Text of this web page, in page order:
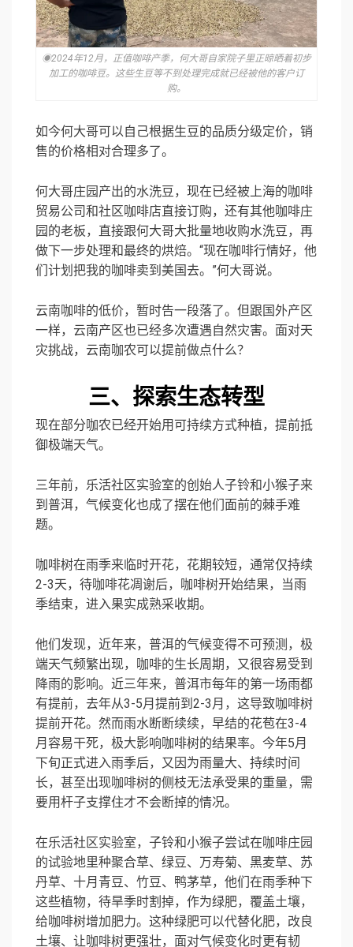
◉2024年12月，正值咖啡产季，何大哥自家院子里正晾晒着初步
加工的咖啡豆。这些生豆等不到处理完成就已经被他的客户订
购。
如今何大哥可以自己根据生豆的品质分级定价，销
售的价格相对合理多了。
何大哥庄园产出的水洗豆，现在已经被上海的咖啡
贸易公司和社区咖啡店直接订购，还有其他咖啡庄
园的老板，直接跟何大哥大批量地收购水洗豆，再
做下一步处理和最终的烘焙。“现在咖啡行情好，他
们计划把我的咖啡卖到美国去。”何大哥说。
云南咖啡的低价，暂时告一段落了。但跟国外产区
一样，云南产区也已经多次遭遇自然灾害。面对天
灾挑战，云南咖农可以提前做点什么？
三、探索生态转型
现在部分咖农已经开始用可持续方式种植，提前抵
御极端天气。
三年前，乐活社区实验室的创始人子铃和小猴子来
到普洱，气候变化也成了摆在他们面前的棘手难
题。
咖啡树在雨季来临时开花，花期较短，通常仅持续
2-3天，待咖啡花凋谢后，咖啡树开始结果，当雨
季结束，进入果实成熟采收期。
他们发现，近年来，普洱的气候变得不可预测，极
端天气频繁出现，咖啡的生长周期，又很容易受到
降雨的影响。近三年来，普洱市每年的第一场雨都
有提前，去年从3-5月提前到2-3月，这导致咖啡树
提前开花。然而雨水断断续续，早结的花苞在3-4
月容易干死，极大影响咖啡树的结果率。今年5月
下旬正式进入雨季后，又因为雨量大、持续时间
长，甚至出现咖啡树的侧枝无法承受果的重量，需
要用杆子支撑住才不会断掉的情况。
在乐活社区实验室，子铃和小猴子尝试在咖啡庄园
的试验地里种聚合草、绿豆、万寿菊、黑麦草、苏
丹草、十月青豆、竹豆、鸭茅草，他们在雨季种下
这些植物，待旱季时割掉，作为绿肥，覆盖土壤，
给咖啡树增加肥力。这种绿肥可以代替化肥，改良
土壤、让咖啡树更强壮，面对气候变化时更有韧